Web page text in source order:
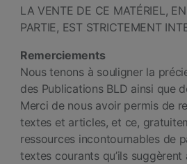
LA VENTE DE CE MATÉRIEL,
PARTIE, EST STRICTEMENT
Remerciements
Nous tenons à souligner la
des Publications BLD ainsi que
Merci de nous avoir permis de
textes et articles, et ce,
ressources incontournables de
textes courants qu’ils suggèrent